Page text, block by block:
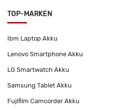
TOP-MARKEN
Ibm Laptop Akku
Lenovo Smartphone Akku
LG Smartwatch Akku
Samsung Tablet Akku
Fujifilm Camcorder Akku